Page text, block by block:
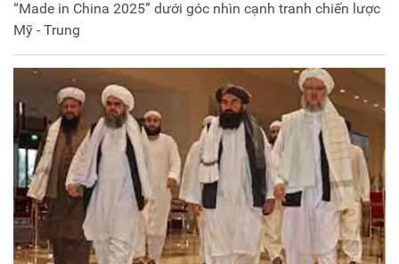
“Made in China 2025” dưới góc nhìn cạnh tranh chiến lược
Mỹ - Trung